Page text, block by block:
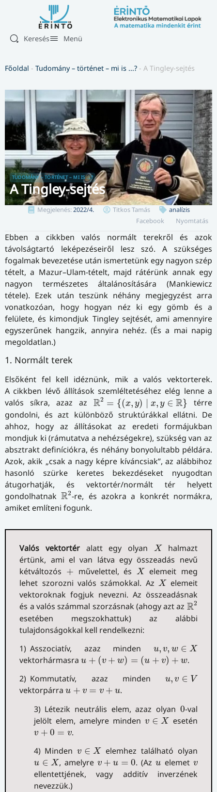
Keresés Menü
Főoldal - Tudomány – történet – mi is ...? - A Tingley-sejtés
TUDOMÁNY – TÖRTÉNET – MI IS ...?
A Tingley-sejtés
Megjelenés:2022/4. Titkos Tamás
analízis
Facebook
Nyomtatás
Ebben a cikkben valós normált terekről és azok
távolságtartó leképezéseiről lesz szó. A szükséges
fogalmak bevezetése után ismertetünk egy nagyon szép
tételt, a Mazur–Ulam-tételt, majd rátérünk annak egy
nagyon természetes általánosítására (Mankiewicz
tétele). Ezek után teszünk néhány megjegyzést arra
vonatkozóan, hogy hogyan néz ki egy gömb és a
felülete, és kimondjuk Tingley sejtését, ami amennyire
egyszerűnek hangzik, annyira nehéz. (És a mai napig
megoldatlan.)
1. Normált terek
Elsőként fel kell idéznünk, mik a valós vektorterek.
A cikkben lévő állítások szemléltetéséhez elég lenne a
valós síkra, azaz azR2 = {(x, y) ∣ x, y ∈ R}
R2={(x,y)∣x,y∈R }
térre
gondolni, és azt különböző struktúrákkal ellátni. De
ahhoz, hogy az állításokat az eredeti formájukban
mondjuk ki (rámutatva a nehézségekre), szükség van az
absztrakt definíciókra, és néhány bonyolultabb példára.
Azok, akik „csak a nagy képre kíváncsiak”, az alábbihoz
hasonló szürke keretes bekezdéseket nyugodtan
átugorhatják, és vektortér/normált tér helyett
gondolhatnakR2
R2-re, és azokra a konkrét normákra,
amiket említeni fogunk.
Valós vektortéralatt egy olyan X
X halmazt
értünk, ami el van látva egy összeadás nevű
kétváltozós +
+ művelettel, és X
X elemeit meg
lehet szorozni valós számokkal. Az X
X elemeit
vektoroknak fogjuk nevezni. Az összeadásnak
és a valós számmal szorzásnak (ahogy azt az R2
R2
esetében megszokhattuk) az alábbi
tulajdonságokkal kell rendelkezni:
1) Asszociatív, azaz mindenu, v, w ∈ X
u v, w∈X
vektorhármasrau + (v + w) = (u + v) + w
u+(v+w)=(u+v)+w
.
2) Kommutatív, azaz mindenu, v ∈ V
u v∈V
vektorpárrau + v = v + u
u +v = v+ u
.
3) Létezik neutrális elem, azaz olyan 0
0-val
jelölt elem, amelyre mindenv ∈ X
v∈X esetén
v + 0 = v
v +0 = v
.
4) Mindenv ∈ X
v ∈ X elemhez található olyan
u ∈ X
u∈ X , amelyre v + u = 0
v +u= 0 . (Azu
u elemet v
v
ellentettjének, vagy additív inverzének
nevezzük.)